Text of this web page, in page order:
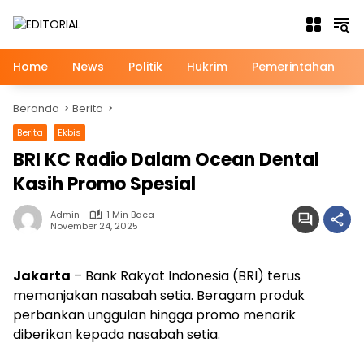
Home
News Politik Hukrim Pemerintahan
Beranda Berita
Berita Ekbis
BRI KC Radio Dalam Ocean Dental
Kasih Promo Spesial
Admin
1 Min Baca
November 24, 2025
Jakarta – Bank Rakyat Indonesia (BRI) terus
memanjakan nasabah setia. Beragam produk
perbankan unggulan hingga promo menarik
diberikan kepada nasabah setia.